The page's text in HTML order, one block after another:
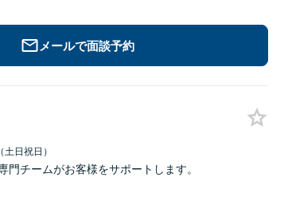
メールで面談予約
日祝日）
門チームがお客様をサポートします。